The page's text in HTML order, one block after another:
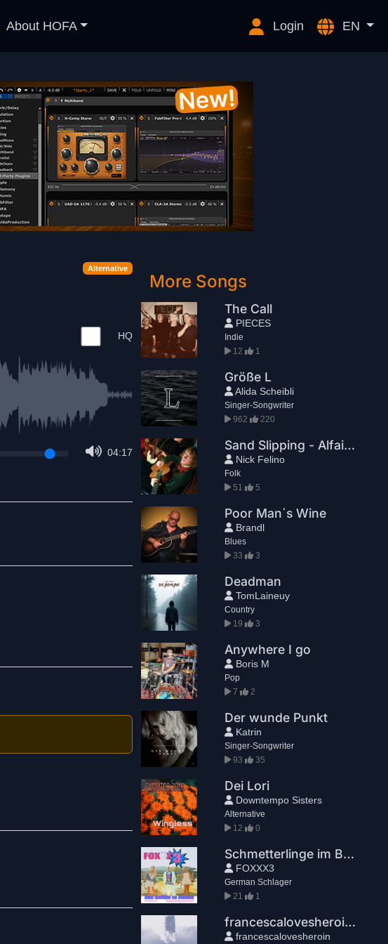
About HOFA Login EN
Alternative
HQ
04:17
More Songs
The Call
PIECES
Indie
12
1
Größe L
Alida Scheibli
Singer-Songwriter
962
220
Sand Slipping - Alfaia x Nick Felino
Nick Felino
Folk
51
5
Poor Man´s Wine
Brandl
Blues
33
3
Deadman
TomLaineuy
Country
19
3
Anywhere I go
Boris M
Pop
7
2
Der wunde Punkt
Katrin
Singer-Songwriter
93
35
Dei Lori
Downtempo Sisters
Alternative
12
0
Schmetterlinge im Bauch
FOXXX3
German Schlager
21
1
francescalovesheroin - Sophia
francescalovesheroin